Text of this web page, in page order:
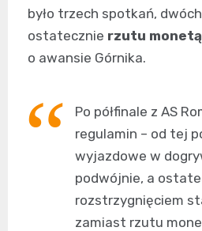
było trzech spotkań,
ostatecznie rzutu monetą
o awansie Górnika.
Po półfinale z AS
regulamin – od tej
wyjazdowe w
podwójnie, a
rozstrzygnięciem
zamiast rzutu